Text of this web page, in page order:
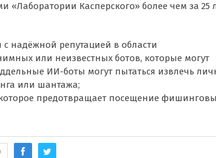
Касперского» более чем за 25
надёжной репутацией в области
или неизвестных ботов, которые могут
ИИ-боты могут пытаться извлечь
или шантажа;
предотвращает посещение